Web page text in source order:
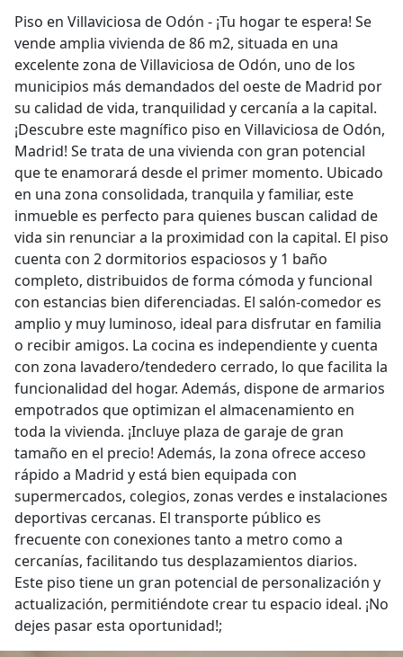
Piso en Villaviciosa de Odón - ¡Tu hogar te espera! Se
vende amplia vivienda de 86 m2, situada en una
excelente zona de Villaviciosa de Odón, uno de los
municipios más demandados del oeste de Madrid por
su calidad de vida, tranquilidad y cercanía a la capital.
¡Descubre este magnífico piso en Villaviciosa de Odón,
Madrid! Se trata de una vivienda con gran potencial
que te enamorará desde el primer momento. Ubicado
en una zona consolidada, tranquila y familiar, este
inmueble es perfecto para quienes buscan calidad de
vida sin renunciar a la proximidad con la capital. El piso
cuenta con 2 dormitorios espaciosos y 1 baño
completo, distribuidos de forma cómoda y funcional
con estancias bien diferenciadas. El salón-comedor es
amplio y muy luminoso, ideal para disfrutar en familia
o recibir amigos. La cocina es independiente y cuenta
con zona lavadero/tendedero cerrado, lo que facilita la
funcionalidad del hogar. Además, dispone de armarios
empotrados que optimizan el almacenamiento en
toda la vivienda. ¡Incluye plaza de garaje de gran
tamaño en el precio! Además, la zona ofrece acceso
rápido a Madrid y está bien equipada con
supermercados, colegios, zonas verdes e instalaciones
deportivas cercanas. El transporte público es
frecuente con conexiones tanto a metro como a
cercanías, facilitando tus desplazamientos diarios.
Este piso tiene un gran potencial de personalización y
actualización, permitiéndote crear tu espacio ideal. ¡No
dejes pasar esta oportunidad!;